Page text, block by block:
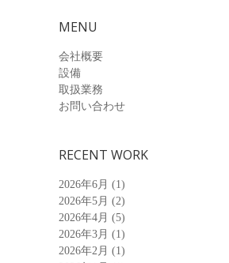
MENU
会社概要
設備
取扱業務
お問い合わせ
RECENT WORK
2026年6月 (1)
2026年5月 (2)
2026年4月 (5)
2026年3月 (1)
2026年2月 (1)